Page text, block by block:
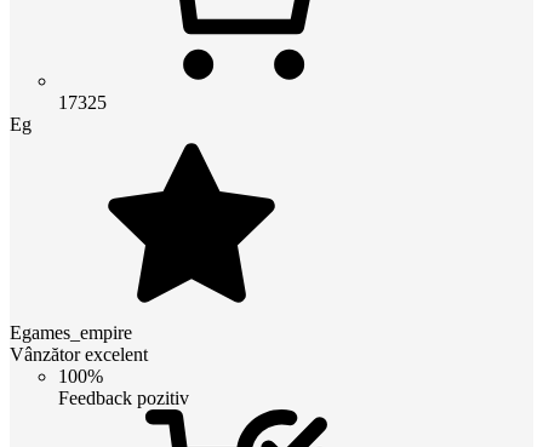
17325
Eg
Egames_empire
Vânzător excelent
100%
Feedback pozitiv